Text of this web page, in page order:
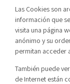
Las Cookies son
información que
visita una página
anónimo y su
permitan acceder
También puede
de Internet están